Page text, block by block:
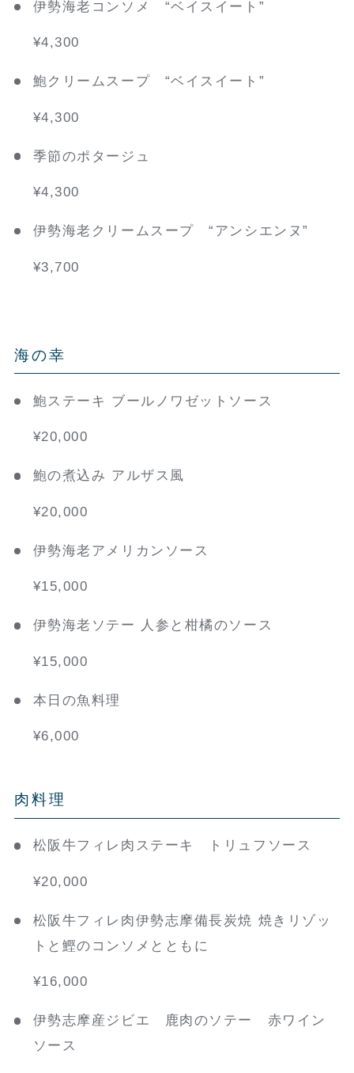
伊勢海老コンソメ “ベイスイート”
¥4,300
鮑クリームスープ “ベイスイート”
¥4,300
季節のポタージュ
¥4,300
伊勢海老クリームスープ “アンシエンヌ”
¥3,700
海の幸
鮑ステーキ ブールノワゼットソース
¥20,000
鮑の煮込み アルザス風
¥20,000
伊勢海老アメリカンソース
¥15,000
伊勢海老ソテー 人参と柑橘のソース
¥15,000
本日の魚料理
¥6,000
肉料理
松阪牛フィレ肉ステーキ トリュフソース
¥20,000
松阪牛フィレ肉伊勢志摩備長炭焼 焼きリゾッ
トと鰹のコンソメとともに
¥16,000
伊勢志摩産ジビエ 鹿肉のソテー 赤ワイン
ソース